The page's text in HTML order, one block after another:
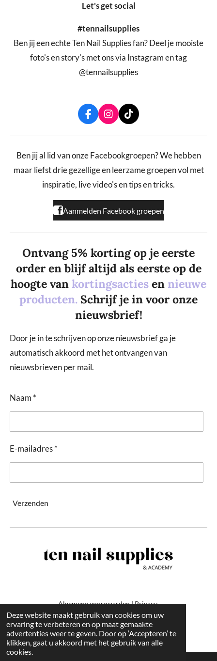
Deze website maakt gebruik van cookies om uw
ervaring te verbeteren en op maat gemaakte
advertenties weer te geven. Door op ‘Accepteren’ te
klikken, gaat u akkoord met het gebruik van alle
cookies.
Let's get social
#tennailsupplies
Ben jij een echte Ten Nail Supplies fan? Deel je mooiste
foto's en story's met ons via Instagram en tag
@tennailsupplies
F
a
c
b
o
k
I
n
s
a
r
a
T
i
k
o
Ben jij al lid van onze Facebookgroepen? We hebben
maar liefst drie gezellige en leerzame groepen vol met
inspiratie, live video's en tips en tricks.
Aanmelden Facebook groepen
Ontvang 5% korting op je eerste
order en blijf altijd als eerste op de
hoogte van kortingsacties en nieuwe
producten. Schrijf je in voor onze
nieuwsbrief!
Door je in te schrijven op onze nieuwsbrief ga je
automatisch akkoord met het ontvangen van
nieuwsbrieven per mail.
Naam *
E-mailadres *
Verzenden
Algemene voorwaarden|Privacy
-